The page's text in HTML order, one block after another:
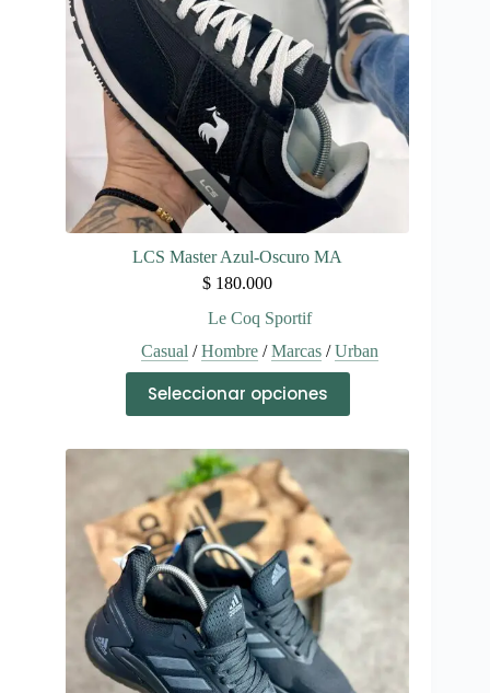
en
la
página
de
producto
LCS Master Azul-Oscuro MA
$ 180.000
Le Coq Sportif
Casual /Hombre/Marcas/Urban
Seleccionar opciones
producto
tiene
variantes.
Las
opciones
se
pueden
elegir
en
la
página
de
producto